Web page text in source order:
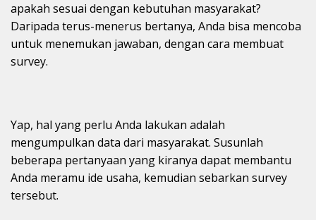
apakah sesuai dengan kebutuhan masyarakat?
Daripada terus-menerus bertanya, Anda bisa mencoba
untuk menemukan jawaban, dengan cara membuat
survey.
Yap, hal yang perlu Anda lakukan adalah
mengumpulkan data dari masyarakat. Susunlah
beberapa pertanyaan yang kiranya dapat membantu
Anda meramu ide usaha, kemudian sebarkan survey
tersebut.